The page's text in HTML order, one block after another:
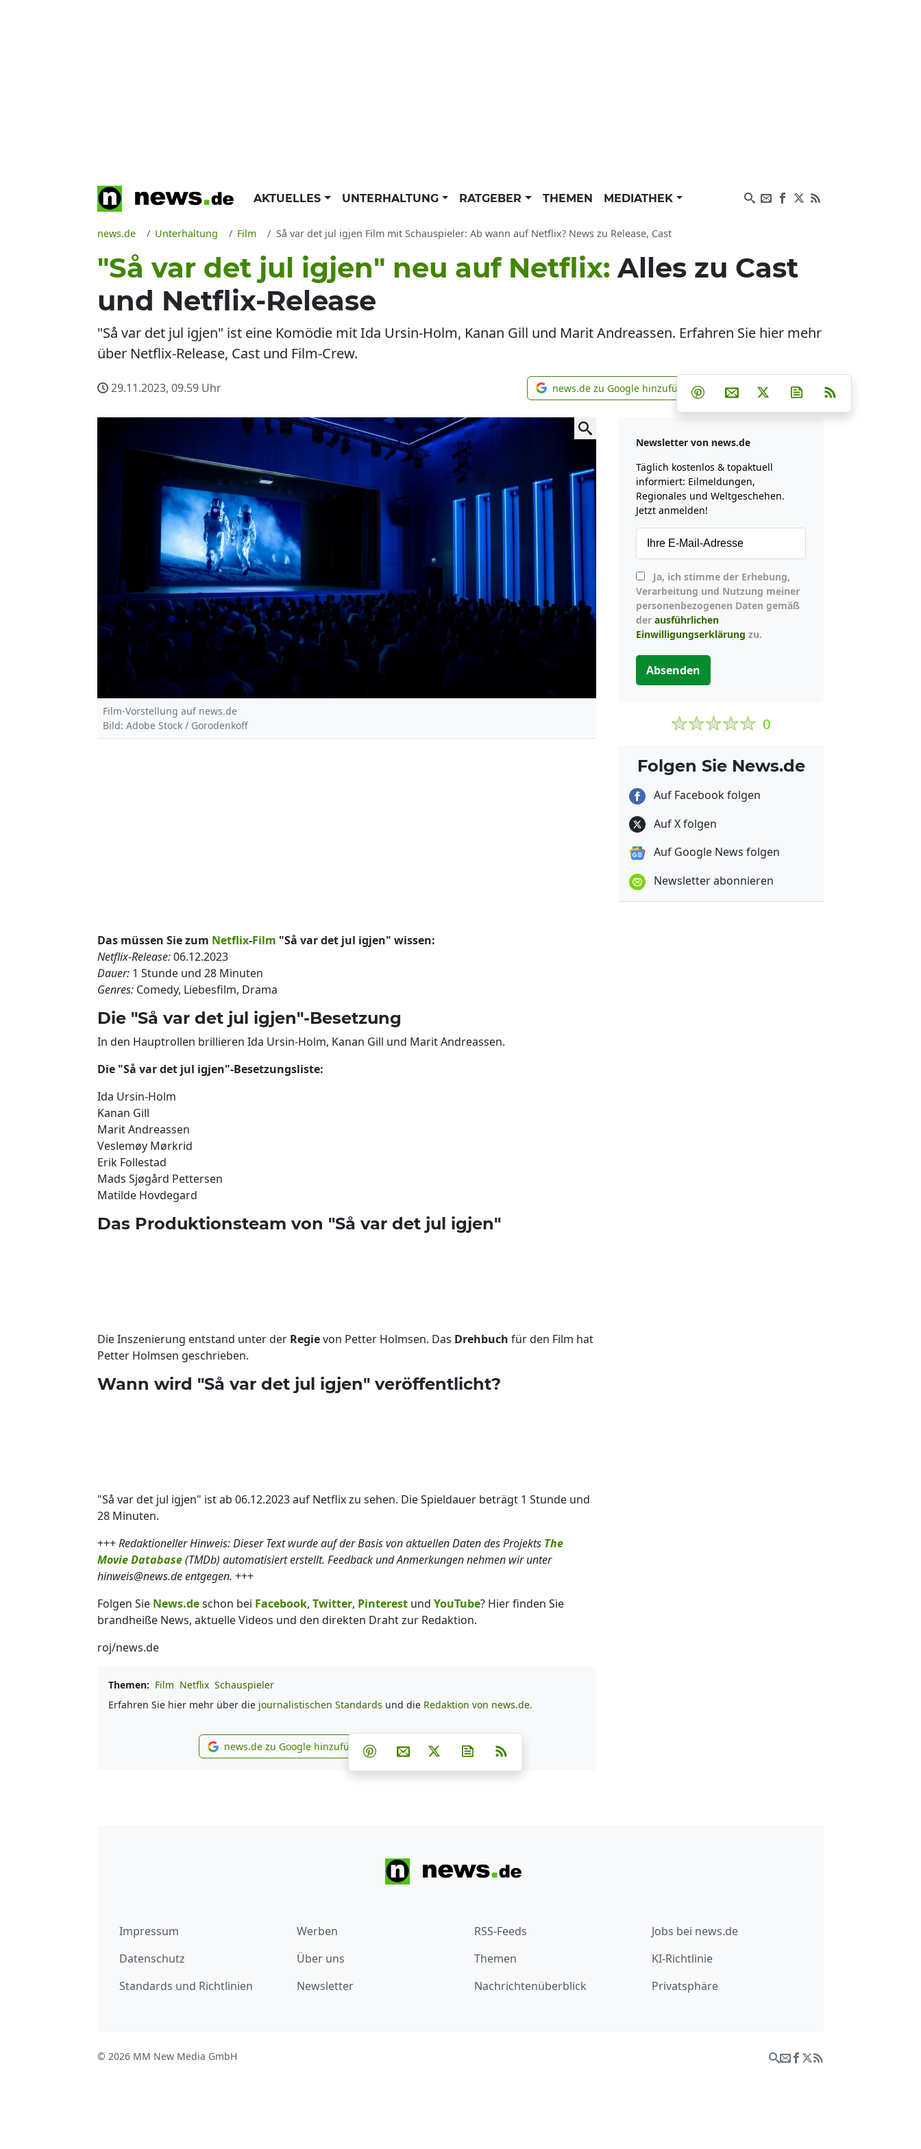
AKTUELLES UNTERHALTUNG RATGEBER THEMEN MEDIATHEK
news.de Unterhaltung Film Så var det jul igjen Film mit Schauspieler: Ab wann auf Netflix? News zu Release, Cast
"Så var det jul igjen" neu auf Netflix:Alles zu Cast
und Netflix-Release
"Så var det jul igjen" ist eine Komödie mit Ida Ursin-Holm, Kanan Gill und Marit Andreassen. Erfahren Sie hier mehr
über Netflix-Release, Cast und Film-Crew.
29.11.2023, 09.59 Uhr news.de zu Google hinzufügen
news.de zu Google hinzufügen Teilen auf Facebook
Teilen auf Whatsapp
Teilen auf Telegram
Teilen auf Pinterest
Per E-Mail teilen
Post auf XNewsletter
Film-Vorstellung auf news.de
Bild: Adobe Stock / Gorodenkoff
Das müssen Sie zum Netflix-Film "Så var det jul igjen" wissen:
Netflix-Release:06.12.2023
Dauer: 1 Stunde und 28 Minuten
Genres: Comedy, Liebesfilm, Drama
Die "Så var det jul igjen"-Besetzung
In den Hauptrollen brillieren Ida Ursin-Holm, Kanan Gill und Marit Andreassen.
Die "Så var det jul igjen"-Besetzungsliste:
Ida Ursin-Holm
Kanan Gill
Marit Andreassen
Veslemøy Mørkrid
Erik Follestad
Mads Sjøgård Pettersen
Matilde Hovdegard
Das Produktionsteam von "Så var det jul igjen"
Die Inszenierung entstand unter der Regievon Petter Holmsen. Das Drehbuch für den Film hat
Petter Holmsen geschrieben.
Wann wird "Så var det jul igjen" veröffentlicht?
"Så var det jul igjen" ist ab 06.12.2023 auf Netflix zu sehen. Die Spieldauer beträgt 1 Stunde und
28 Minuten.
+++Redaktioneller Hinweis: Dieser Text wurde auf der Basis von aktuellen Daten des Projekts The
Movie Database(TMDb) automatisiert erstellt. Feedback und Anmerkungen nehmen wir unter
hinweis@news.de entgegen. +++
Folgen Sie News.deschon bei Facebook, Twitter, Pinterest und YouTube? Hier finden Sie
brandheiße News, aktuelle Videos und den direkten Draht zur Redaktion.
roj/news.de
Themen: Film Netflix Schauspieler
Erfahren Sie hier mehr über die journalistischen Standards und die Redaktion von news.de.
news.de zu Google hinzufügen
news.de zu Google hinzufügen Teilen auf Facebook
Teilen auf Whatsapp
Teilen auf Telegram
Teilen auf Pinterest
Per E-Mail teilen
Post auf XNewsletter abonnieren
Newsletter von news.de
Täglich kostenlos & topaktuell
informiert: Eilmeldungen,
Regionales und Weltgeschehen.
Jetzt anmelden!
Verarbeitung und Nutzung meiner
personenbezogenen Daten gemäß
der ausführlichen
Einwilligungserklärung zu.
Absenden
0
Folgen Sie News.de
Auf Facebook folgen
Auf X folgen
Auf Google News folgen
Newsletter abonnieren
Impressum
Datenschutz
Standards und Richtlinien
Werben
Über uns
Newsletter
RSS-Feeds
Themen
Nachrichtenüberblick
Jobs bei news.de
KI-Richtlinie
Privatsphäre
© 2026 MM New Media GmbH